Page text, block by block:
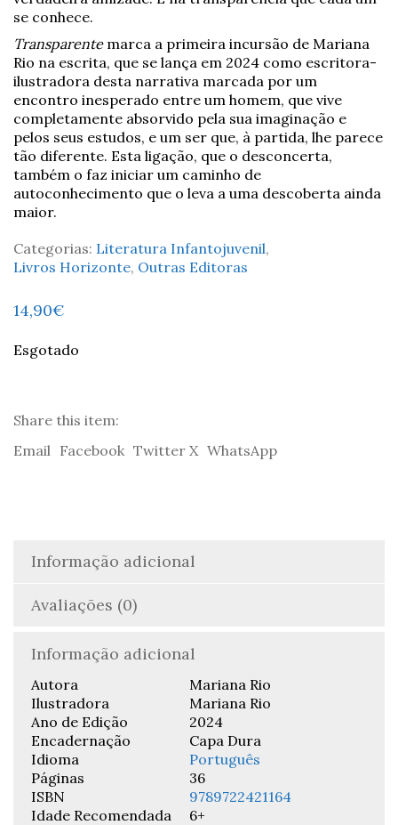
se conhece.
Transparentemarca a primeira incursão de Mariana
Rio na escrita, que se lança em 2024 como escritora-
ilustradora desta narrativa marcada por um
encontro inesperado entre um homem, que vive
completamente absorvido pela sua imaginação e
pelos seus estudos, e um ser que, à partida, lhe parece
tão diferente. Esta ligação, que o desconcerta,
também o faz iniciar um caminho de
autoconhecimento que o leva a uma descoberta ainda
maior.
Categorias: Literatura Infantojuvenil,
Livros Horizonte, Outras Editoras
14,90€
Esgotado
Share this item:
Email Facebook Twitter X WhatsApp
Informação adicional
Avaliações (0)
Informação adicional
Autora
Mariana Rio
Ilustradora
Mariana Rio
Ano de Edição
2024
Encadernação
Capa Dura
Idioma
Português
Páginas
36
ISBN
9789722421164
Idade Recomendada
6+